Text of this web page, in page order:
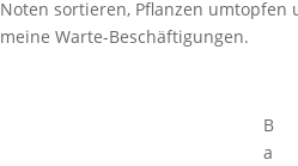
Noten sortieren, Pflanzen umtopfen
meine Warte-Beschäftigungen.
B
a